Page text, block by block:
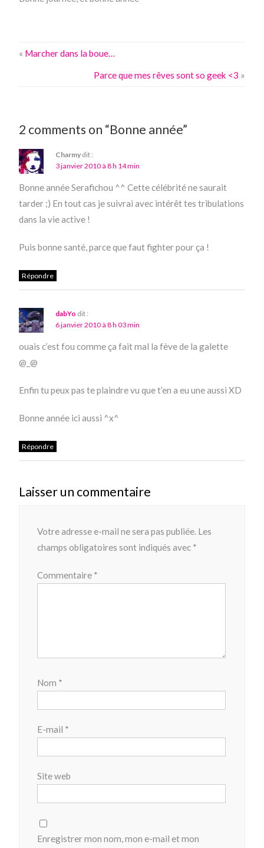
« Marcher dans la boue…
Parce que mes rêves sont so geek <3 »
2 comments on “Bonne année”
Charmy dit :
3 janvier 2010 à 8 h 14 min
Bonne année Serafichou ^^ Cette célébrité ne saurait
tarder ;) En tout cas je suivrai avec intérêt tes tribulations
dans la vie active !
Puis bonne santé, parce que faut fighter pour ça !
Répondre
dabYo dit :
6 janvier 2010 à 8 h 03 min
ouais c’est fou comme ça fait mal la fève de la galette
@_@
Enfin tu peux pas te plaindre vu que t’en a eu une aussi XD
Bonne année ici aussi ^x^
Répondre
Laisser un commentaire
Votre adresse e-mail ne sera pas publiée. Les
champs obligatoires sont indiqués avec *
Commentaire *
Nom *
E-mail *
Site web
Enregistrer mon nom, mon e-mail et mon